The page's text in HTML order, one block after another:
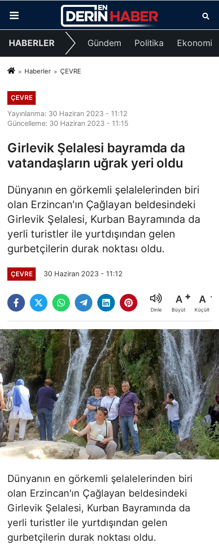
HABERLER Gündem Politika Ekonomi
Haberler ÇEVRE
ÇEVRE
Yayınlanma: 30 Haziran 2023 - 11:12
Güncelleme: 30 Haziran 2023 - 11:15
Girlevik Şelalesi bayramda da
vatandaşların uğrak yeri oldu
Dünyanın en görkemli şelalelerinden biri
olan Erzincan'ın Çağlayan beldesindeki
Girlevik Şelalesi, Kurban Bayramında da
yerli turistler ile yurtdışından gelen
gurbetçilerin durak noktası oldu.
ÇEVRE 30 Haziran 2023 - 11:12
Dinle
A
Büyüt
A
Küçült
Dünyanın en görkemli şelalelerinden biri
olan Erzincan'ın Çağlayan beldesindeki
Girlevik Şelalesi, Kurban Bayramında da
yerli turistler ile yurtdışından gelen
gurbetçilerin durak noktası oldu.